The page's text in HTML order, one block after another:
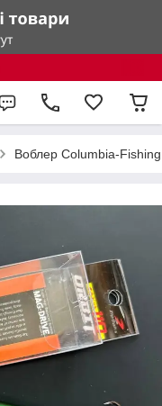
Воблер Columbia-